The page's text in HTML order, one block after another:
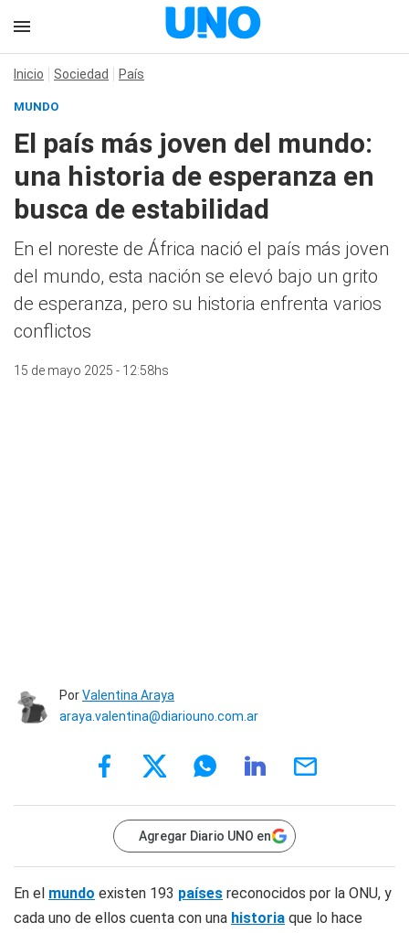
Inicio Sociedad País
MUNDO
El país más joven del mundo:
una historia de esperanza en
busca de estabilidad
En el noreste de África nació el país más joven
del mundo, esta nación se elevó bajo un grito
de esperanza, pero su historia enfrenta varios
conflictos
15 de mayo 2025 - 12:58hs
PorValentina Araya
araya.valentina@diariouno.com.ar
Agregar Diario UNO en
En el mundo existen 193 países reconocidos por la ONU, y
cada uno de ellos cuenta con una historia que lo hace